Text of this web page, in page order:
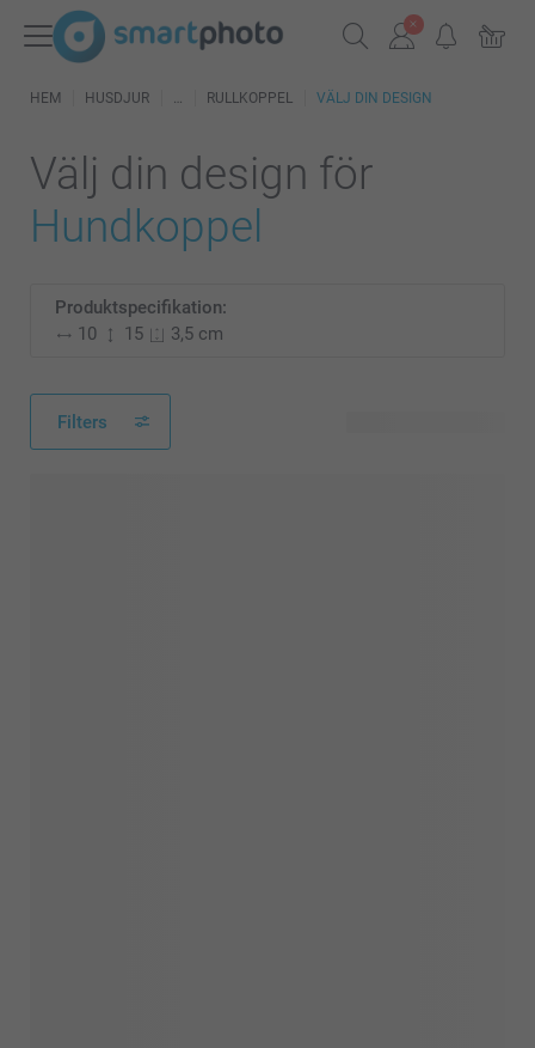
HEM HUSDJUR RULLKOPPEL VÄLJ DIN DESIGN
Välj din design för
Hundkoppel
Produktspecifikation:
10
15 3,5 cm
Filters